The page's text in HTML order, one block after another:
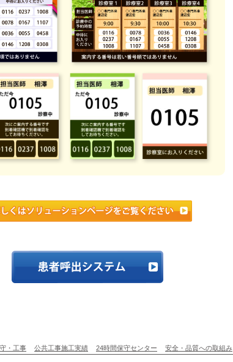
・工事 公共工事施工実績 24時間保守センター 安全・品質への取組み